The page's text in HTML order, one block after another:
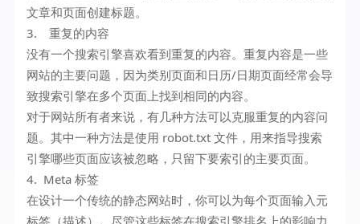
文章和页面创建标题。
3. 重复的内容
没有一个搜索引擎喜欢看到重复的内容。重复内容是一些
网站的主要问题，因为类别页面和日历/日期页面经常会导
致搜索引擎在多个页面上找到相同的内容。
对于网站所有者来说，有几种方法可以克服重复的内容问
题。其中一种方法是使用 robot.txt 文件，用来指导搜索
引擎哪些页面应该被忽略，只留下要索引的主要页面。
4. Meta 标签
在设计一个传统的静态网站时，你可以为每个页面输入元
标签（描述）。尽管这些标签在搜索引擎排名上的影响力